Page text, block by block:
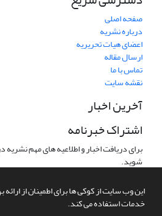
این وب سایت از کوکی ها برای اطمینان از ارائه
خدمات استفاده می کند.
صفحه اصلی
درباره نشریه
اعضای هیات تحریریه
ارسال مقاله
تماس با ما
نقشه سایت
آخرین اخبار
اشتراک خبرنامه
برای دریافت اخبار و اطلاعیه های مهم
شوید.